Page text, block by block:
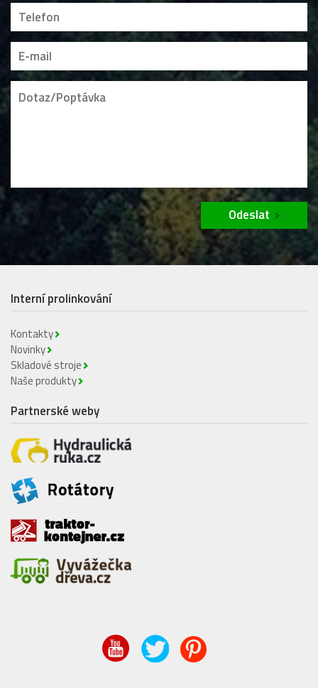
Odeslat
Interní prolinkování
Kontakty
Novinky
Skladové stroje
Naše produkty
Partnerské weby